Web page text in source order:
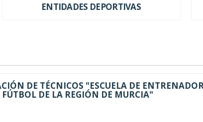
ENTIDADES DEPORTIVAS
DE TÉCNICOS "ESCUELA DE
DE LA REGIÓN DE MURCIA"